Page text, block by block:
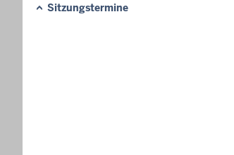
Sitzungstermine